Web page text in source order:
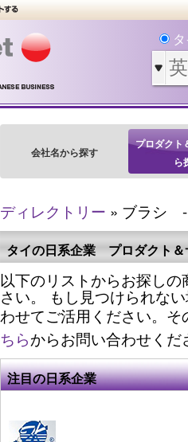
会社名から探す
プロダクト
ら
ディレクトリー » ブラシ
タイの日系企業 プロダクト＆
以下のリストからお探し
さい。 もし見つけられな
わせてご活用ください。
ちらからお問い合わせくだ
注目の日系企業